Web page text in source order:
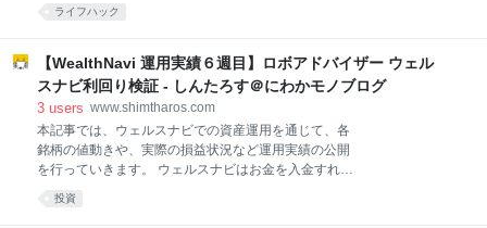
カップ麺が売り切れ 紙不足というデマが拡散 いつ終わ
けど…って方はぜひこの記事を参考にしてみて下さい
聞かれる内容について 調査して何に使われるの？ イン
ターネット回答が断然おすすめ！ いつから調査する
の？ 国勢調査員の仕事や給与報酬について どうやって
調査員はうざい？拒否できる？ 各種届出との整合性に
ついて 国勢調査はコロナで中止？ 国勢調査まとめ 国
勢調査とは、何年ごとに実施？ 国内の人口や世帯の実
態を明らかにするために行われる、国にとって最も重
ライフハック
【WealthNavi 運用実績６週目】ロボアドバイザー ウェル
スナビ利回り検証 - しんたろす＠にわかモノブログ
3 users www.shimtharos.com
本記事では、ウェルスナビでの資産運用を通じて、各
銘柄の値動きや、実際の損益状況など運用実績の公開
を行っていきます。 ウェルスナビはお金を入金すれ
ば、利用者のリスク許容度に応じた最適なポートフォ
リオを自動で組み、自動買付、資産運用をサポートし
投資